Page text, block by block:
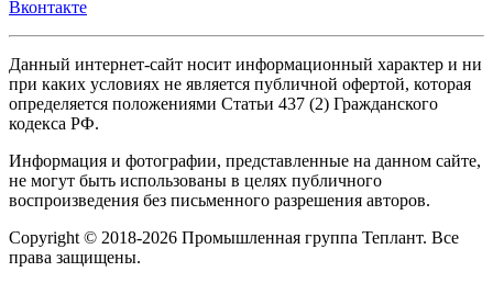
Вконтакте
Данный интернет-сайт носит информационный характер и ни
при каких условиях не является публичной офертой, которая
определяется положениями Статьи 437 (2) Гражданского
кодекса РФ.
Информация и фотографии, представленные на данном сайте,
не могут быть использованы в целях публичного
воспроизведения без письменного разрешения авторов.
Copyright © 2018-2026 Промышленная группа Теплант. Все
права защищены.